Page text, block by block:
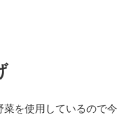
を使用しているので今